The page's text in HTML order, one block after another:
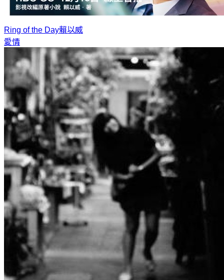
Ring of the Day賴以威
愛情